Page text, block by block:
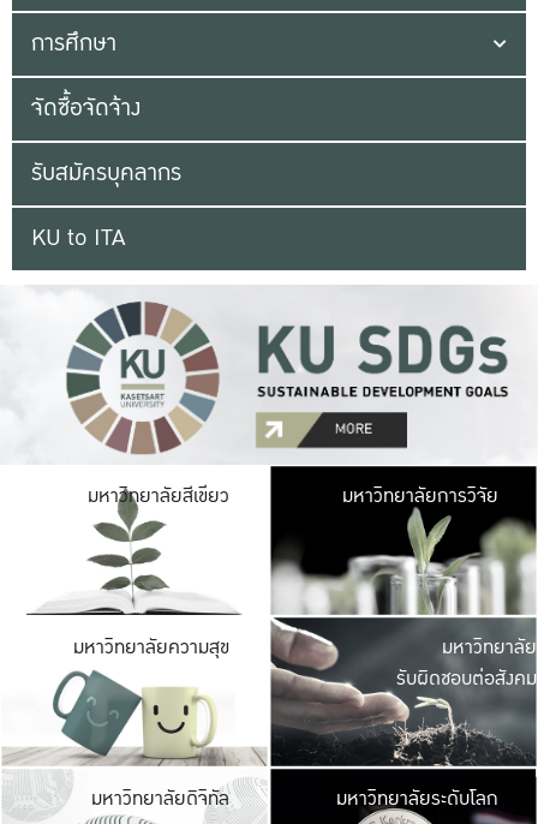
การศึกษา
จัดซื้อจัดจ้าง
รับสมัครบุคลากร
KU to ITA
มหาวิทยาลัยสีเขียว มหาวิ
มีพื้นที่เขียวสดใส
เป็นป่าในเมือง เกษต
มหาวิทยาลัยการวิจัย
มหาวิทยาลัยความสุข มหาวิ
ค
เปิดประ
และพบเรื่องราวใ
มหาวิทยาลัย
รับผิดชอบต่อสังคม
มหาวิทยาลัยดิจิทัล มหาวิ
มหาวิทยาลัยระดับโลก